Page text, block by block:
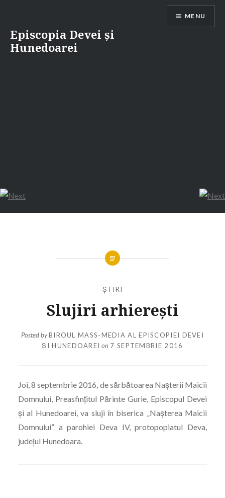
content
Episcopia Devei și
Hunedoarei
MENU
ȘTIRI
Slujiri arhierești
Posted byBIROUL MASS-MEDIA AL EPISCOPIEI DEVEI
ȘI HUNEDOAREI on 7 SEPTEMBRIE 2016
Joi, 8 septembrie 2016, de sărbătoarea Nașterii Maicii
Domnului, Preasfințitul Părinte Gurie, Episcopul Devei
și al Hunedoarei, va sluji în biserica „Nașterea Maicii
Domnului” a parohiei Deva IV, protopopiatul Deva,
județul Hunedoara.